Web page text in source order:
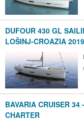
DUFOUR 430 GL
LOŠINJ-CROAZIA 2019
BAVARIA CRUISER
CHARTER